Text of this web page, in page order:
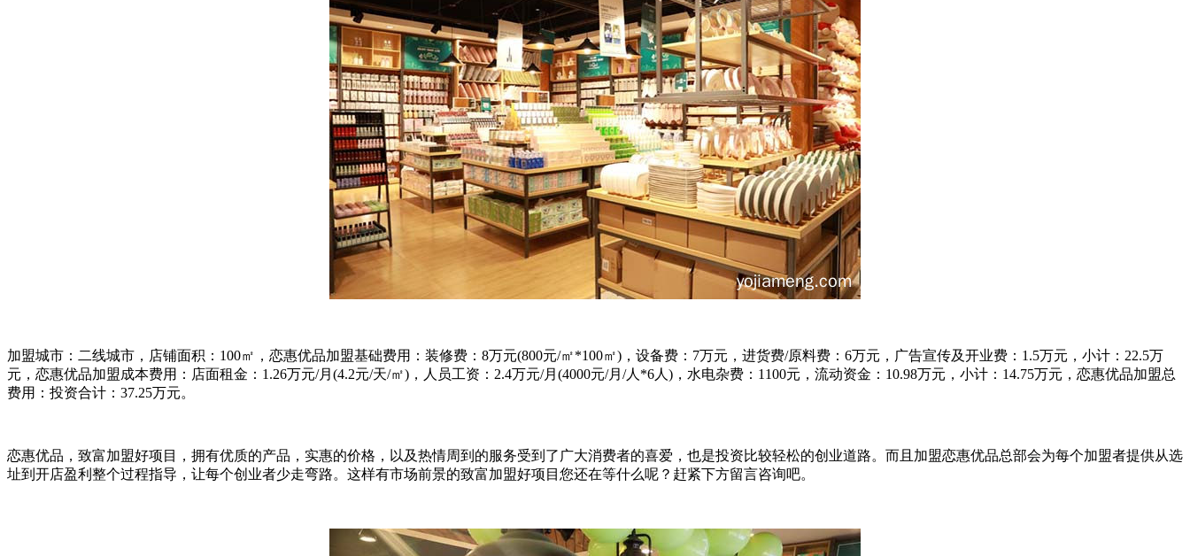
加盟城市：二线城市，店铺面积：100㎡，恋惠优品加盟基础费用：装修费：8万元(800元/㎡*100㎡)，设备费：7万元，进货费/原料费：6万元，广告宣传及开业费：1.5万元，小计：22.5万
元，恋惠优品加盟成本费用：店面租金：1.26万元/月(4.2元/天/㎡)，人员工资：2.4万元/月(4000元/月/人*6人)，水电杂费：1100元，流动资金：10.98万元，小计：14.75万元，恋惠优品加盟总
费用：投资合计：37.25万元。
恋惠优品 ，致富加盟好项目，拥有优质的产品，实惠的价格，以及热情周到的服务受到了广大消费者的喜爱，也是投资比较轻松的创业道路。而且加盟恋惠优品总部会为每个加盟者提供从选
址到开店盈利整个过程指导，让每个创业者少走弯路。这样有市场前景的致富加盟好项目您还在等什么呢？赶紧下方留言咨询吧。